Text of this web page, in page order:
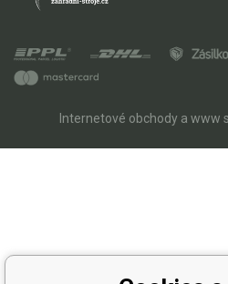
Internetové obchodya www